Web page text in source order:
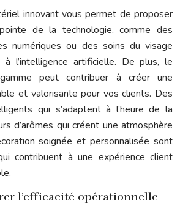
innovant vous permet de proposer
de la technologie, comme des
numériques ou des soins du visage
à l’intelligence artificielle. De plus, le
peut contribuer à créer une
et valorisante pour vos clients. Des
qui s’adaptent à l’heure de la
d’arômes qui créent une atmosphère
soignée et personnalisée sont
contribuent à une expérience client
l’efficacité opérationnelle